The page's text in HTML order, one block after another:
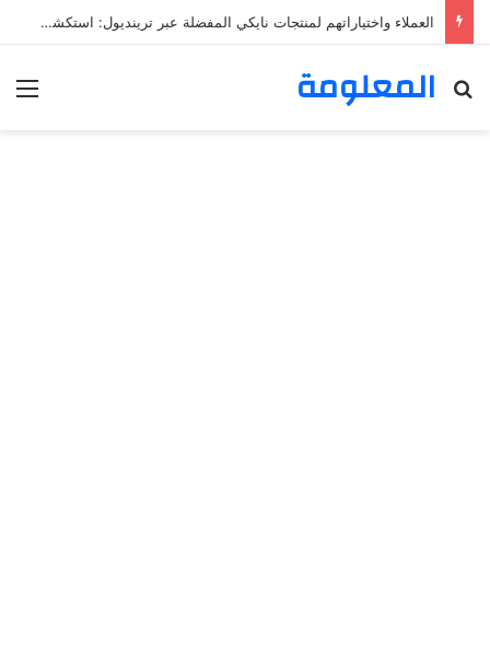
العملاء واختياراتهم لمنتجات نايكي المفضلة عبر ترينديول: استكشاف رحلة التسوق الذكي.
المعلومة
بحث عن